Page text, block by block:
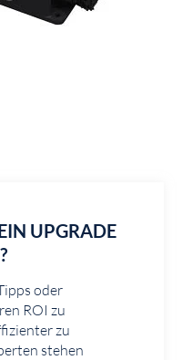
UPGRADE
oder
ROI zu
zu
stehen